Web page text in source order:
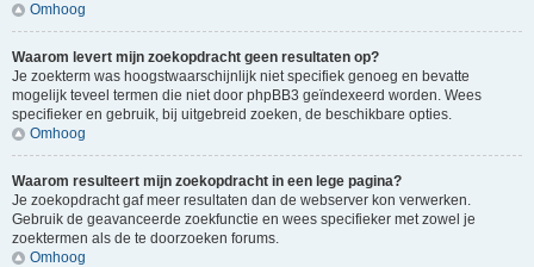
Omhoog
Waarom levert mijn zoekopdracht geen resultaten op?
Je zoekterm was hoogstwaarschijnlijk niet specifiek genoeg en bevatte
mogelijk teveel termen die niet door phpBB3 geïndexeerd worden. Wees
specifieker en gebruik, bij uitgebreid zoeken, de beschikbare opties.
Omhoog
Waarom resulteert mijn zoekopdracht in een lege pagina?
Je zoekopdracht gaf meer resultaten dan de webserver kon verwerken.
Gebruik de geavanceerde zoekfunctie en wees specifieker met zowel je
zoektermen als de te doorzoeken forums.
Omhoog